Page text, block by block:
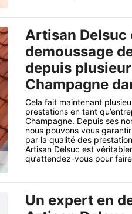
Artisan Delsuc
demoussage
depuis
Champagne
Cela fait maintenant
prestations en tant
Champagne. Depuis ses
nous pouvons vous
par la qualité des
Artisan Delsuc est
qu’attendez-vous pour
Un expert en